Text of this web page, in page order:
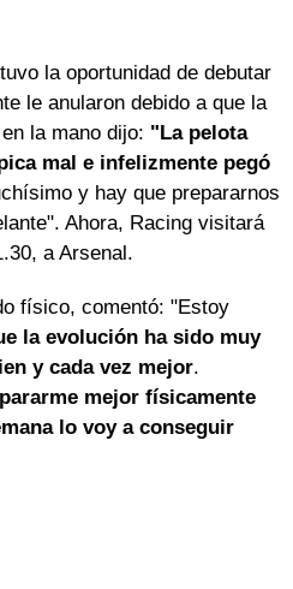
la oportunidad de debutar
le anularon debido a que la
la mano dijo: "La pelota
mal e infelizmente pegó
y hay que prepararnos
Ahora, Racing visitará
a Arsenal.
físico, comentó: "Estoy
la evolución ha sido muy
y cada vez mejor.
mejor físicamente
lo voy a conseguir